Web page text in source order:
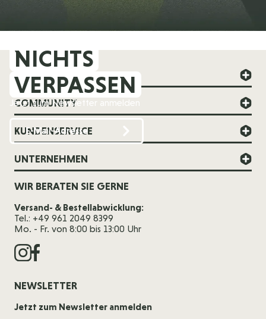
NICHTS
VERPASSEN
Jetzt zum Newsletter anmelden
FOREVER YOUNG
COMMUNITY
KUNDENSERVICE
UNTERNEHMEN
WIR BERATEN SIE GERNE
Versand- & Bestellabwicklung:
Tel.: +49 961 2049 8399
Mo. - Fr. von 8:00 bis 13:00 Uhr
NEWSLETTER
Jetzt zum Newsletter anmelden